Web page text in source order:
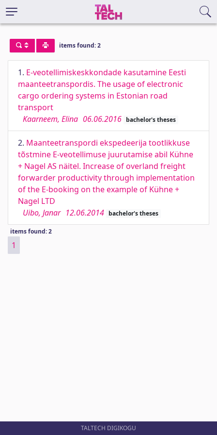
items found: 2
1. E-veotellimiskeskkondade kasutamine Eesti
maanteetranspordis. The usage of electronic
cargo ordering systems in Estonian road
transport
Kaarneem, Elina 06.06.2016 bachelor's theses
2. Maanteetranspordi ekspedeerija tootlikkuse
tõstmine E-veotellimuse juurutamise abil Kühne
+ Nagel AS näitel. Increase of overland freight
forwarder productivity through implementation
of the E-booking on the example of Kühne +
Nagel LTD
Uibo, Janar 12.06.2014 bachelor's theses
items found: 2
1
TALTECH DIGIKOGU